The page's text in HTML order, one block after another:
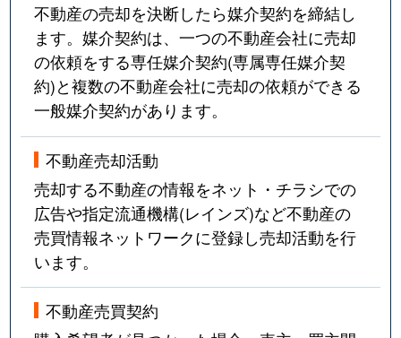
不動産の売却を決断したら媒介契約を締結し
ます。媒介契約は、一つの不動産会社に売却
の依頼をする専任媒介契約(専属専任媒介契
約)と複数の不動産会社に売却の依頼ができる
一般媒介契約があります。
不動産売却活動
売却する不動産の情報をネット・チラシでの
広告や指定流通機構(レインズ)など不動産の
売買情報ネットワークに登録し売却活動を行
います。
不動産売買契約